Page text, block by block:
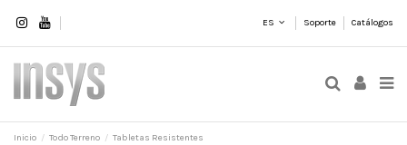
ES Soporte Catálogos
Inicio Todo Terreno Tabletas Resistentes